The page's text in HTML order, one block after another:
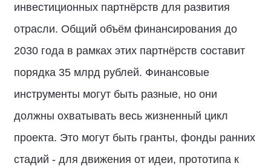
инвестиционных партнёрств для развития
отрасли. Общий объём финансирования до
2030 года в рамках этих партнёрств составит
порядка 35 млрд рублей. Финансовые
инструменты могут быть разные, но они
должны охватывать весь жизненный цикл
проекта. Это могут быть гранты, фонды ранних
стадий - для движения от идеи, прототипа к